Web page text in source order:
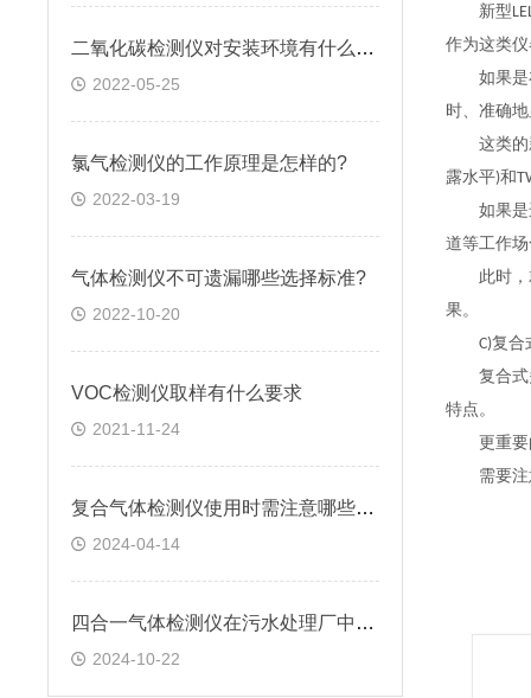
二氧化碳检测仪对安装环境有什么要求
2022-05-25
氯气检测仪的工作原理是怎样的?
2022-03-19
气体检测仪不可遗漏哪些选择标准?
2022-10-20
VOC检测仪取样有什么要求
2021-11-24
复合气体检测仪使用时需注意哪些要点？
2024-04-14
四合一气体检测仪在污水处理厂中的应用情况
2024-10-22
新型LEL
作为这类
如果是在
时、准确
这类的新
露水平)和
如果是进
道等工作
此时，就
果。
C)复合
复合式多
特点。
更重要的
需要注意